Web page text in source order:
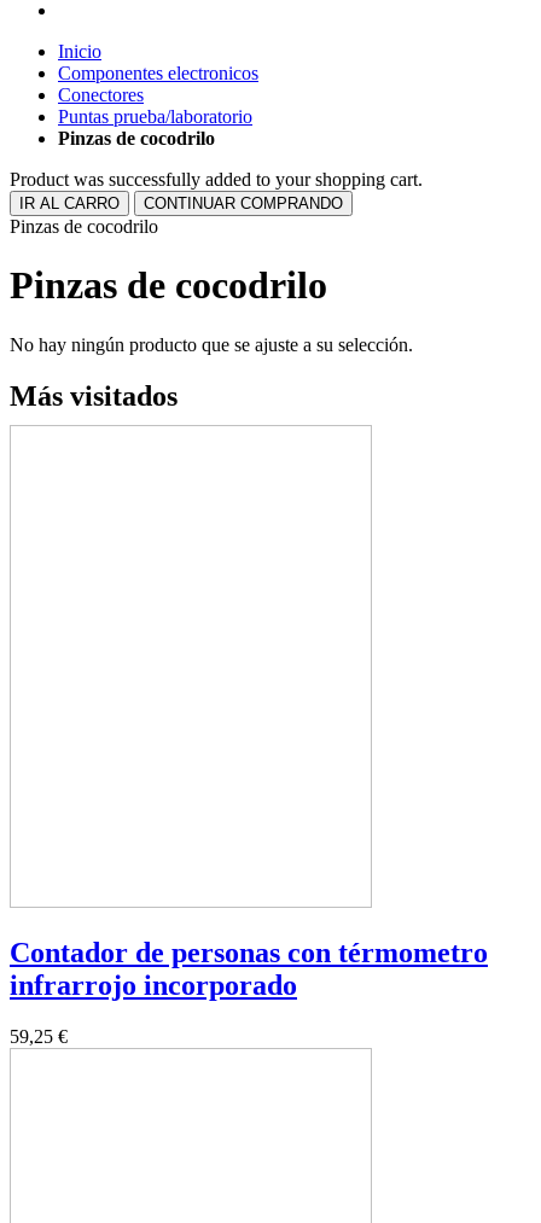
Inicio
Componentes electronicos
Conectores
Puntas prueba/laboratorio
Pinzas de cocodrilo
Product was successfully added to your shopping cart.
IR AL CARRO CONTINUAR COMPRANDO
Pinzas de cocodrilo
Pinzas de cocodrilo
No hay ningún producto que se ajuste a su selección.
Más visitados
Contador de personas con térmometro
infrarrojo incorporado
59,25 €